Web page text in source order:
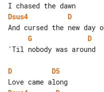
Dsus4
D
G
D
'Til nobody was around
D
D5